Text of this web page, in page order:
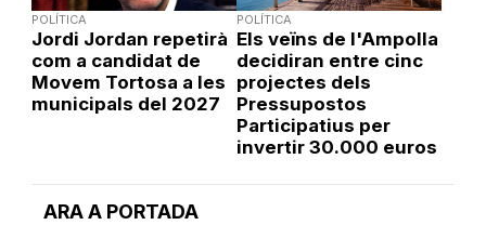
ARA A PORTADA
POLÍTICA
Jordi Jordan repetirà
com a candidat de
Movem Tortosa a les
municipals del 2027
POLÍTICA
Els veïns de l'Ampolla
decidiran entre cinc
projectes dels
Pressupostos
Participatius per
invertir 30.000 euros